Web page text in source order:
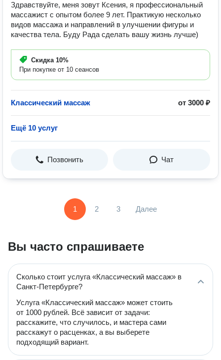
Здравствуйте, меня зовут Ксения, я профессиональный
массажист с опытом более 9 лет. Практикую несколько
видов массажа и направлений в улучшении фигуры и
качества тела. Буду Рада сделать вашу жизнь лучше)
Скидка 10%
При покупке от 10 сеансов
Классический массаж от 3000 ₽
Ещё 10 услуг
Позвонить Чат
1 2 3 Далее
Вы часто спрашиваете
Сколько стоит услуга «Классический массаж» в
Санкт-Петербурге?
Услуга «Классический массаж» может стоить
от 1000 рублей. Всё зависит от задачи:
расскажите, что случилось, и мастера сами
расскажут о расценках, а вы выберете
подходящий вариант.